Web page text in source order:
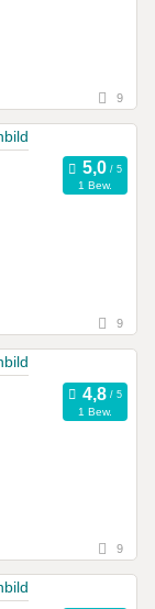
9
1 Bew.
9
1 Bew.
9